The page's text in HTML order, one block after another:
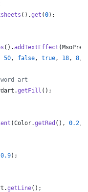
().get (0);
().addTextEffect (
50, false, true, 18, 8,
art
.getFill ();
(Color.getRed (), 0.2,
0.9);
.getLine();